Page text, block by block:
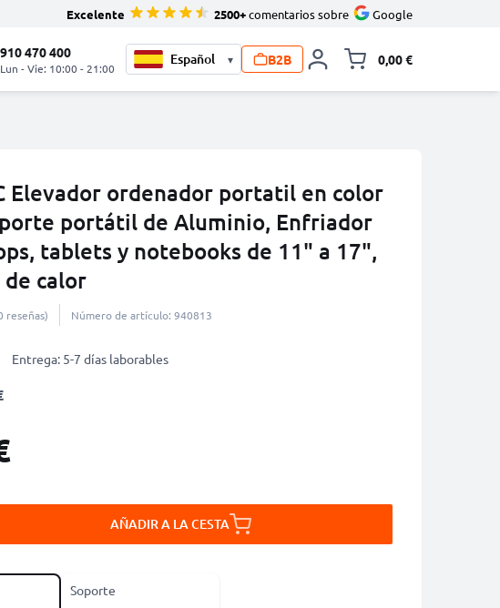
Excelente 2500+comentarios sobre Google
910 470 400
Lun - Vie: 10:00 - 21:00
▾ B2B 0,00 €
Elevador ordenador portatil en color
portátil de Aluminio, Enfriador
tablets y notebooks de 11" a 17",
calor
reseñas) Número de artículo: 940813
Entrega: 5-7 días laborables
AÑADIR A LA CESTA
Soporte